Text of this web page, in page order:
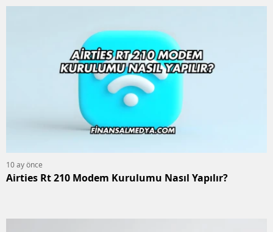
10 ay önce
Airties Rt 210 Modem Kurulumu Nasıl Yapılır?